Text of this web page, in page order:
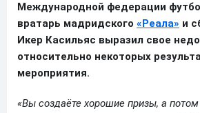
Международной федерации
вратарь мадридского «Реала» и
Икер Касильяс выразил свое
относительно некоторых
мероприятия.
«Вы создаёте хорошие призы, а